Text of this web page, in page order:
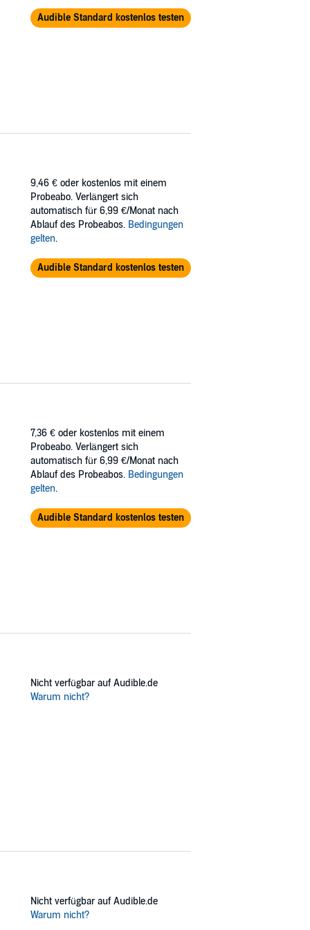
Audible Standard kostenlos testen
9,46 € oder kostenlos mit einem
Probeabo. Verlängert sich
automatisch für 6,99 €/Monat nach
Ablauf des Probeabos. Bedingungen
gelten.
Audible Standard kostenlos testen
7,36 € oder kostenlos mit einem
Probeabo. Verlängert sich
automatisch für 6,99 €/Monat nach
Ablauf des Probeabos. Bedingungen
gelten.
Audible Standard kostenlos testen
Nicht verfügbar auf Audible.de
Warum nicht?
Nicht verfügbar auf Audible.de
Warum nicht?